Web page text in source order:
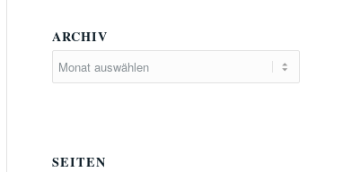
ARCHIV
SEITEN